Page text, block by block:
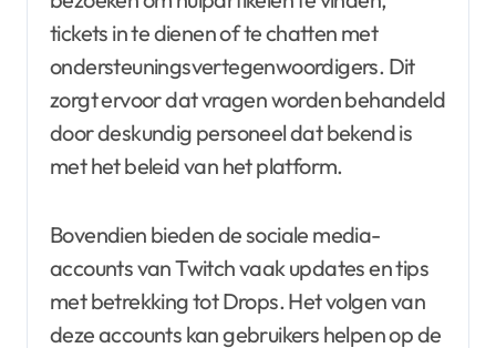
tickets in te dienen of te chatten met
ondersteuningsvertegenwoordigers. Dit
zorgt ervoor dat vragen worden behandeld
door deskundig personeel dat bekend is
met het beleid van het platform.
Bovendien bieden de sociale media-
accounts van Twitch vaak updates en tips
met betrekking tot Drops. Het volgen van
deze accounts kan gebruikers helpen op de